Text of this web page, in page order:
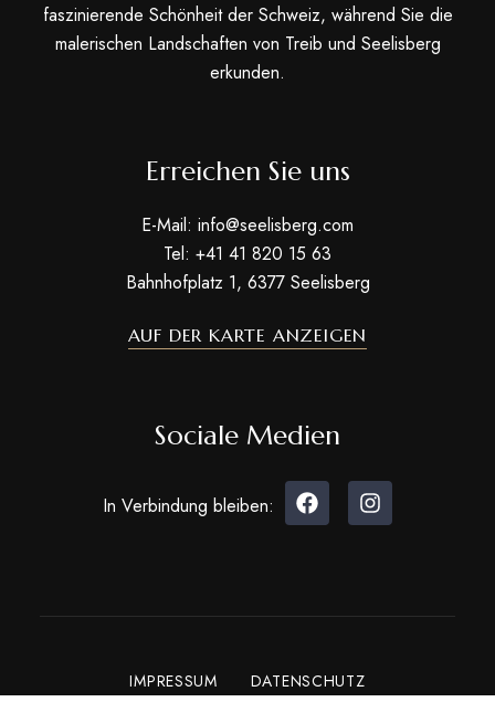
faszinierende Schönheit der Schweiz, während Sie die
malerischen Landschaften von Treib und Seelisberg
erkunden.
Erreichen Sie uns
E-Mail: info@seelisberg.com
Tel: +41 41 820 15 63
Bahnhofplatz 1, 6377 Seelisberg
AUF DER KARTE ANZEIGEN
Sociale Medien
In Verbindung bleiben:
IMPRESSUM DATENSCHUTZ